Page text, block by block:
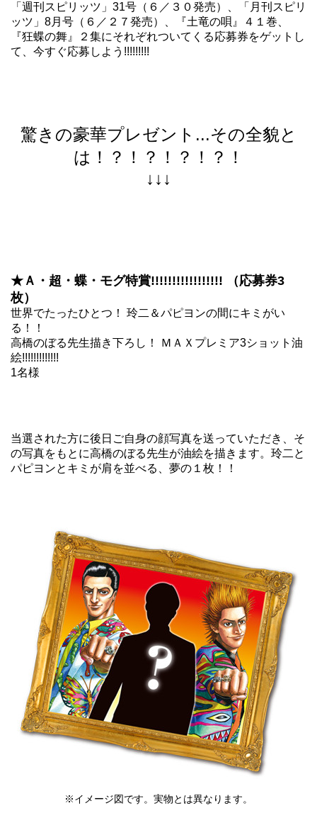
「週刊スピリッツ」31号（６／３０発売）、「月刊スピリ
ッツ」8月号（６／２７発売）、『土竜の唄』４１巻、
『狂蝶の舞』２集にそれぞれついてくる応募券をゲットし
て、今すぐ応募しよう!!!!!!!!!
驚きの豪華プレゼント...その全貌と
は！？！？！？！？！
↓↓↓
★Ａ・超・蝶・モグ特賞!!!!!!!!!!!!!!!!! （応募券3
枚）
世界でたったひとつ！ 玲二＆パピヨンの間にキミがい
る！！
高橋のぼる先生描き下ろし！ ＭＡＸプレミア3ショット油
絵!!!!!!!!!!!!!
1名様
当選された方に後日ご自身の顔写真を送っていただき、そ
の写真をもとに高橋のぼる先生が油絵を描きます。玲二と
パピヨンとキミが肩を並べる、夢の１枚！！
※イメージ図です。実物とは異なります。